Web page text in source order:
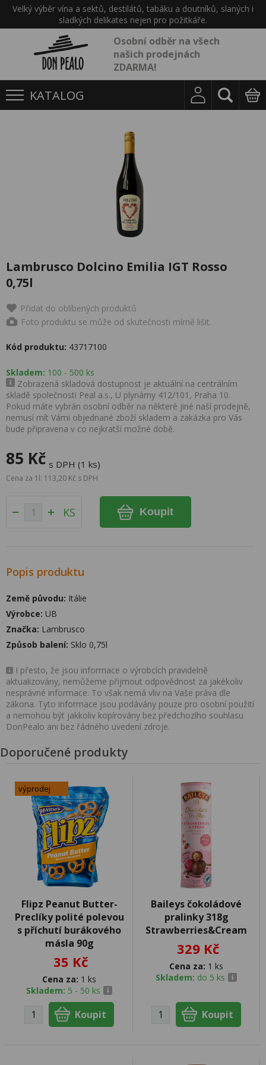
Velký výběr vína a sektů, destilátů, tabáku a doutníků, slaných i
sladkých delikates nejen pro požitkáře.
Osobní odběr na všech
našich prodejnách
ZDARMA!
KATALOG
Lambrusco Dolcino Emilia IGT Rosso
0,75l
Přidat do oblíbených produktů
Foto produktu se může od skutečnosti mírně lišit.
Kód produktu: 43717100
Skladem: 100 - 500 ks
Zobrazená skladová dostupnost je aktuální na centrálním
skladě společnosti Peal a.s., U plynárny 412/101, Praha 10.
Pokud máte vybrán osobní odběr na některé jiné naší prodejně,
nemusí mít Vámi objednané zboží skladem a zakázka pro Vás
bude připravena v co nejkratší možné době.
85 Kč s DPH (1 ks)
Cena za 1l: 113,20 Kč s DPH
KS Koupit
Popis produktu
Země původu: Itálie
Výrobce: UB
Značka: Lambrusco
Způsob balení: Sklo 0,75l
I přesto, že jsou informace o výrobcích pravidelně
aktualizovány, nemůžeme přijmout odpovědnost za jakékoliv
nesprávné informace. To však nemá vliv na Vaše práva dle
zákona. Tyto informace jsou podávány pouze pro osobní použití
a nemohou být jakkoliv kopírovány bez předchozího souhlasu
DonPealo ani bez řádného uvedení zdroje.
Doporučené produkty
výprodej
Flipz Peanut Butter-
Preclíky polité polevou
s příchutí burákového
másla 90g
35 Kč
Cena za: 1 ks
Skladem: 5 - 50 ks
Baileys čokoládové
pralinky 318g
Strawberries&Cream
329 Kč
Cena za: 1 ks
Skladem: do 5 ks